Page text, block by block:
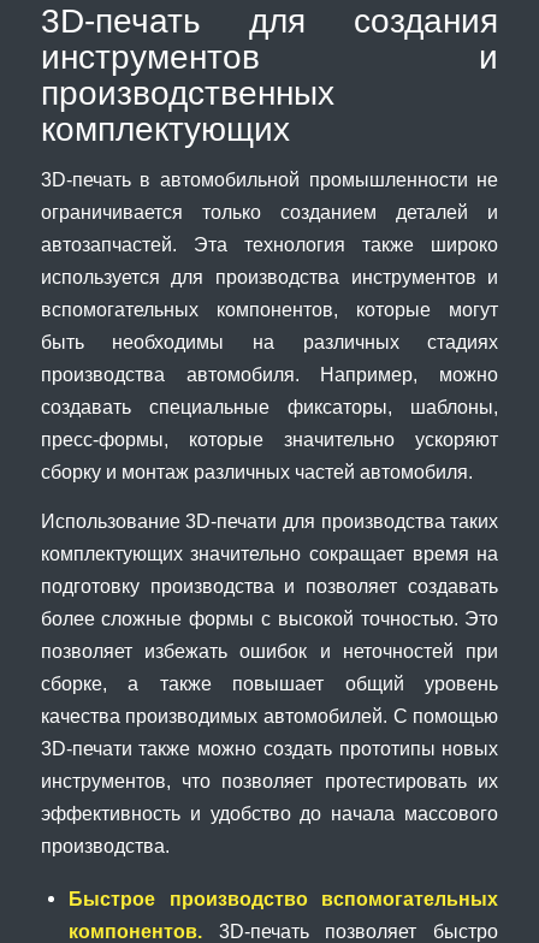
3D-печать для создания
инструментов и
производственных
комплектующих
3D-печать в автомобильной промышленности не
ограничивается только созданием деталей и
автозапчастей. Эта технология также широко
используется для производства инструментов и
вспомогательных компонентов, которые могут
быть необходимы на различных стадиях
производства автомобиля. Например, можно
создавать специальные фиксаторы, шаблоны,
пресс-формы, которые значительно ускоряют
сборку и монтаж различных частей автомобиля.
Использование 3D-печати для производства таких
комплектующих значительно сокращает время на
подготовку производства и позволяет создавать
более сложные формы с высокой точностью. Это
позволяет избежать ошибок и неточностей при
сборке, а также повышает общий уровень
качества производимых автомобилей. С помощью
3D-печати также можно создать прототипы новых
инструментов, что позволяет протестировать их
эффективность и удобство до начала массового
производства.
Быстрое производство вспомогательных
компонентов.3D-печать позволяет быстро